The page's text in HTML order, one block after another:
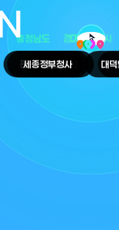
arrow_selector_tool
경기도
충청남도 대전광역시
place
천안시
place
세종정부청사
place
판교테크노밸리
place
place
대덕